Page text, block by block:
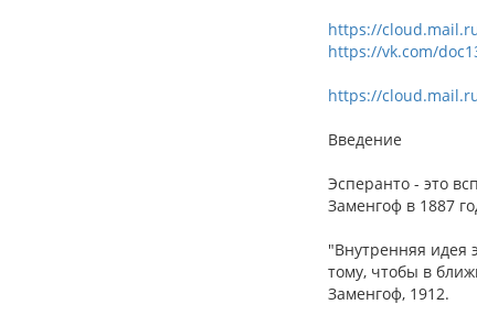
https://
https://vk.com/
https://
Введение
Эсперанто - это
Заменгоф в 1887
"Внутренняя идея
тому, чтобы в
Заменгоф, 1912.